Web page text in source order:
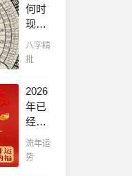
何时
现，
八字
帮你
平阴
阳断
祸
八字
精批
八字精
批
2026
年已
经到
来，
如何
流年运
势